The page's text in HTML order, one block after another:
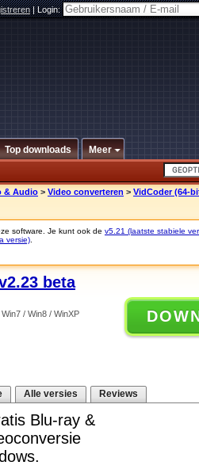
|Login:
Top downloads Meer
& Audio > Video converteren > VidCoder (64-
software. Je kunt ook de v5.21 (laatste stabiele
versie)
beta
/ Win8 / WinXP
Alle versies Reviews
Blu-ray &